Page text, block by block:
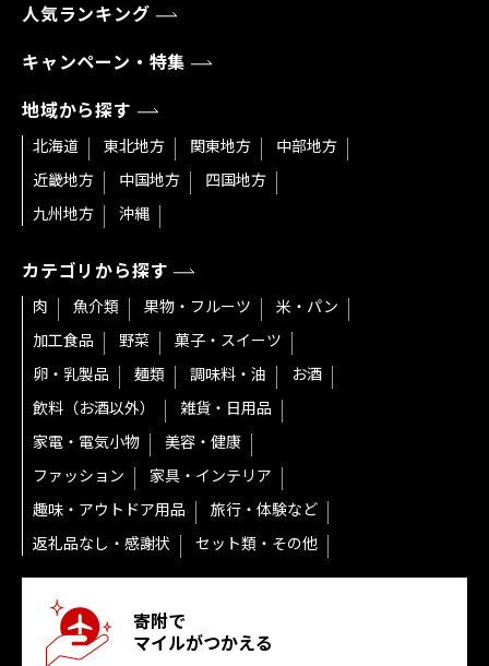
人気ランキング
キャンペーン・特集
地域から探す
北海道 東北地方 関東地方
中部地方
近畿地方
中国地方
四国地方
九州地方
沖縄
カテゴリから探す
肉 魚介類 果物・フルーツ
米・パン
加工食品
野菜
菓子・スイーツ
卵・乳製品
麺類 調味料・油
お酒
飲料（お酒以外）
雑貨・日用品
家電・電気小物
美容・健康
ファッション
家具・インテリア
趣味・アウトドア用品
旅行・体験など
返礼品なし・感謝状
セット類・その他
寄附で
マイルがつかえる